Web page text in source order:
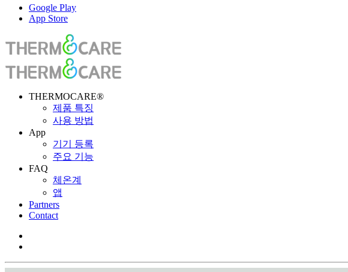
Google Play
App Store
THERMOCARE®
제품 특징
사용 방법
App
기기 등록
주요 기능
FAQ
체온계
앱
Partners
Contact